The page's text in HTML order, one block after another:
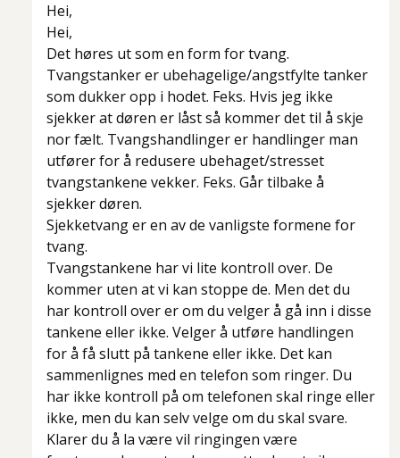
Hei,
Hei,
Det høres ut som en form for tvang.
Tvangstanker er ubehagelige/angstfylte tanker
som dukker opp i hodet. Feks. Hvis jeg ikke
sjekker at døren er låst så kommer det til å skje
nor fælt. Tvangshandlinger er handlinger man
utfører for å redusere ubehaget/stresset
tvangstankene vekker. Feks. Går tilbake å
sjekker døren.
Sjekketvang er en av de vanligste formene for
tvang.
Tvangstankene har vi lite kontroll over. De
kommer uten at vi kan stoppe de. Men det du
har kontroll over er om du velger å gå inn i disse
tankene eller ikke. Velger å utføre handlingen
for å få slutt på tankene eller ikke. Det kan
sammenlignes med en telefon som ringer. Du
har ikke kontroll på om telefonen skal ringe eller
ikke, men du kan selv velge om du skal svare.
Klarer du å la være vil ringingen være